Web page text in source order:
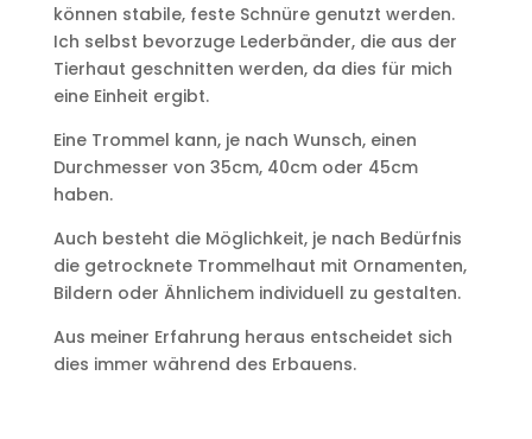
können stabile, feste Schnüre genutzt werden.
Ich selbst bevorzuge Lederbänder, die aus der
Tierhaut geschnitten werden, da dies für mich
eine Einheit ergibt.
Eine Trommel kann, je nach Wunsch, einen
Durchmesser von 35cm, 40cm oder 45cm
haben.
Auch besteht die Möglichkeit, je nach Bedürfnis
die getrocknete Trommelhaut mit Ornamenten,
Bildern oder Ähnlichem individuell zu gestalten.
Aus meiner Erfahrung heraus entscheidet sich
dies immer während des Erbauens.